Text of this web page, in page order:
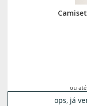
ou
ops, já